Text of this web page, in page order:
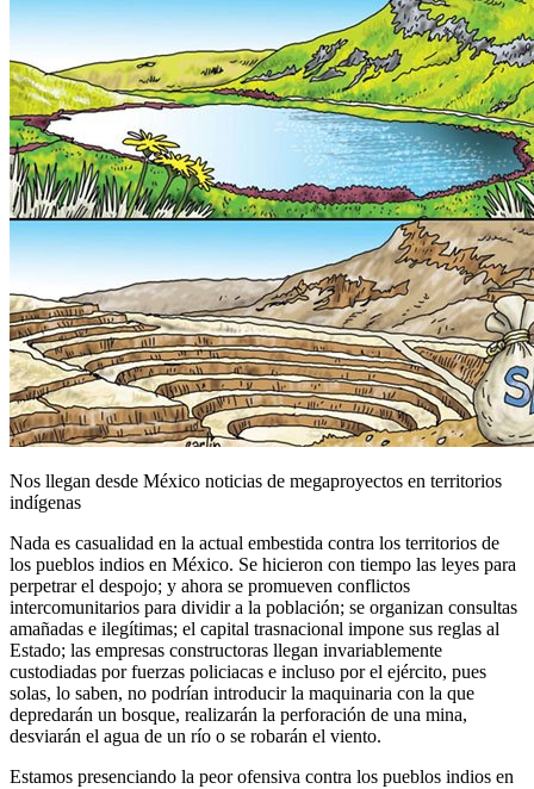
Nos llegan desde México noticias de megaproyectos en territorios
indígenas
Nada es casualidad en la actual embestida contra los territorios de
los pueblos indios en México. Se hicieron con tiempo las leyes para
perpetrar el despojo; y ahora se promueven conflictos
intercomunitarios para dividir a la población; se organizan consultas
amañadas e ilegítimas; el capital trasnacional impone sus reglas al
Estado; las empresas constructoras llegan invariablemente
custodiadas por fuerzas policiacas e incluso por el ejército, pues
solas, lo saben, no podrían introducir la maquinaria con la que
depredarán un bosque, realizarán la perforación de una mina,
desviarán el agua de un río o se robarán el viento.
Estamos presenciando la peor ofensiva contra los pueblos indios en